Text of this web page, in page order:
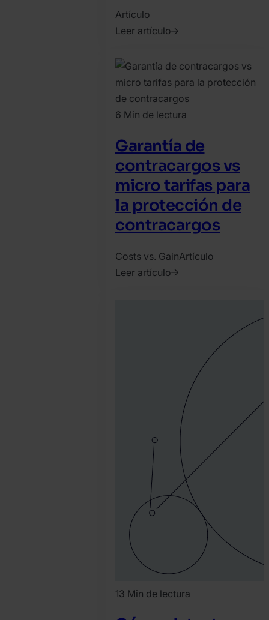
Artículo
Leer artículo
noviembre
23.
Bence
Jendruszak
6 Min de lectura
Garantía de
contracargos vs
micro tarifas para
la protección de
contracargos
Costs vs. GainArtículo
Leer artículo
13 Min de lectura